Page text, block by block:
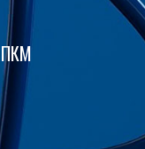
ПКМ